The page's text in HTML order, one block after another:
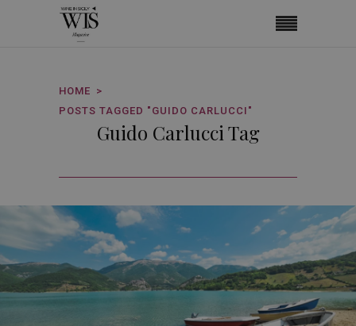
HOME
POSTS TAGGED "GUIDO CARLUCCI"
Guido Carlucci Tag